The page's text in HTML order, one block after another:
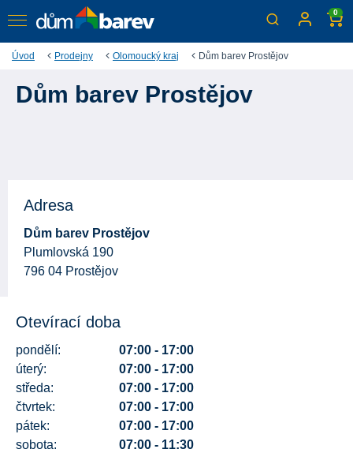
0
Úvod Prodejny Olomoucký kraj Dům barev Prostějov
Dům barev Prostějov
Adresa
Dům barev Prostějov
Plumlovská 190
796 04 Prostějov
Otevírací doba
pondělí:
07:00 - 17:00
úterý:
07:00 - 17:00
středa:
07:00 - 17:00
čtvrtek:
07:00 - 17:00
pátek:
07:00 - 17:00
sobota:
07:00 - 11:30